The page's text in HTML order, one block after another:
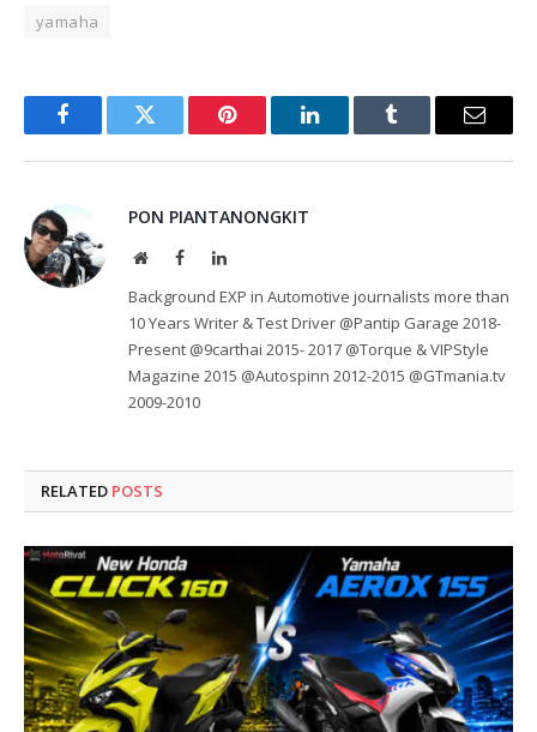
yamaha
FacebookTwitter Pinterest LinkedInTumblr Email
PON PIANTANONGKIT
WebsiteFacebookLinkedIn
Background EXP in Automotive journalists more than
10 Years Writer & Test Driver @Pantip Garage 2018-
Present @9carthai 2015- 2017 @Torque & VIPStyle
Magazine 2015 @Autospinn 2012-2015 @GTmania.tv
2009-2010
RELATED POSTS